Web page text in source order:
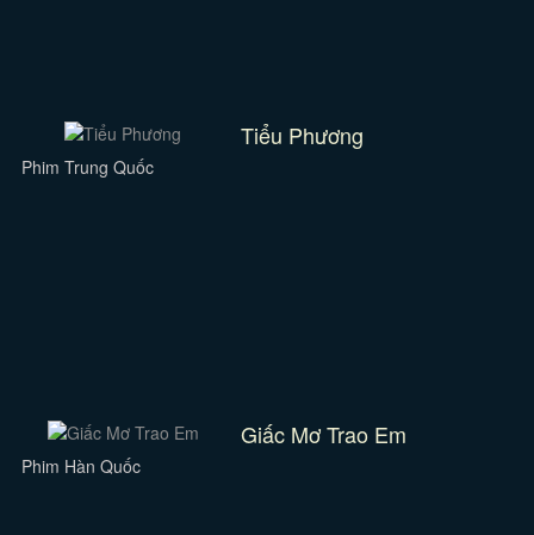
Tiểu Phương
Phim Trung Quốc
Giấc Mơ Trao Em
Phim Hàn Quốc